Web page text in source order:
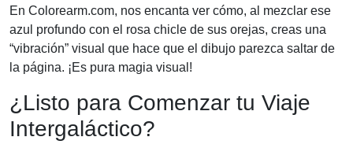
En Colorearm.com, nos encanta ver cómo, al mezclar ese
azul profundo con el rosa chicle de sus orejas, creas una
“vibración” visual que hace que el dibujo parezca saltar de
la página. ¡Es pura magia visual!
¿Listo para Comenzar tu Viaje
Intergaláctico?